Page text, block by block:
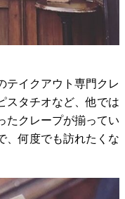
テイクアウト専門クレ
スタチオなど、他では
たクレープが揃ってい
、何度でも訪れたくな